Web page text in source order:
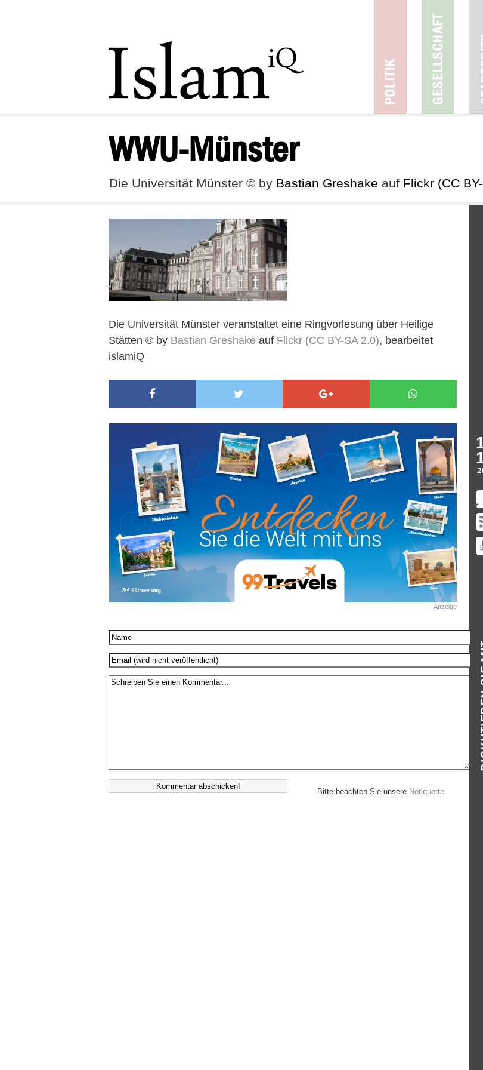
WWU-Münster
Die Universität Münster © by Bastian Greshake auf Flickr (CC
Die Universität Münster veranstaltet eine Ringvorlesung über Heilige
Stätten © by Bastian Greshake auf Flickr (CC BY-SA 2.0), bearbeitet
islamiQ
Anzeige
Bitte beachten Sie unsere Netiquette